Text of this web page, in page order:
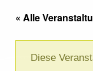
« Alle
Diese